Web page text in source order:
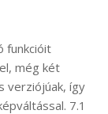
funkcióit
még két
verziójúak, így
7.1